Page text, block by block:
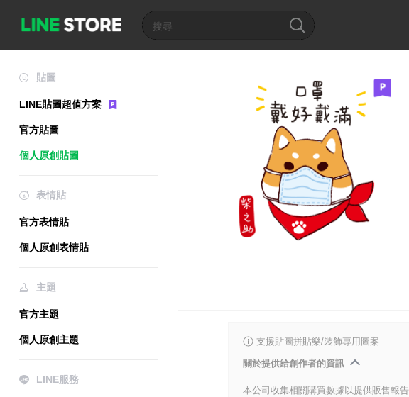
貼圖
LINE貼圖超值方案
官方貼圖
個人原創貼圖
表情貼
官方表情貼
個人原創表情貼
主題
官方主題
個人原創主題
LINE服務
支援貼圖拼貼樂/裝飾專用圖案
關於提供給創作者的資訊
本公司收集相關購買數據以提供販售報告